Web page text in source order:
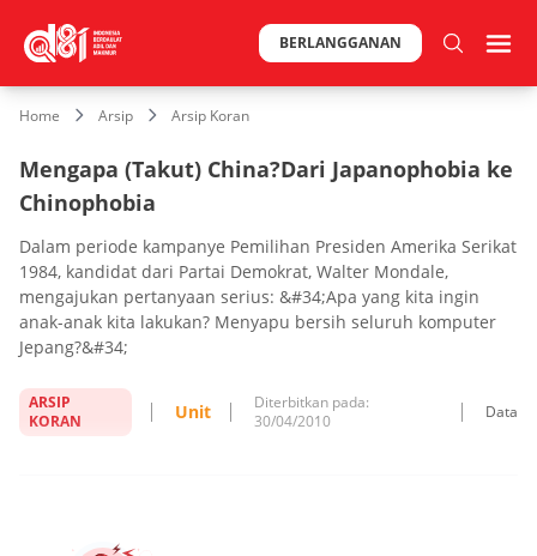
BERLANGGANAN
Home Arsip Arsip Koran
Mengapa (Takut) China?Dari Japanophobia ke
Chinophobia
Dalam periode kampanye Pemilihan Presiden Amerika Serikat
1984, kandidat dari Partai Demokrat, Walter Mondale,
mengajukan pertanyaan serius: &#34;Apa yang kita ingin
anak-anak kita lakukan? Menyapu bersih seluruh komputer
Jepang?&#34;
ARSIP
KORAN
Unit
Diterbitkan pada:
30/04/2010
Data